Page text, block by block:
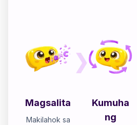
Magsalita
Makilahok sa
Kumuha
ng